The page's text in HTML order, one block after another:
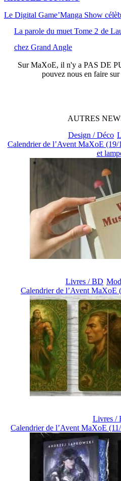
Le Digital Game’Manga Show
La parole du muet Tome 2 de
chez Grand Angle
SurMaXoE, il n'y a PAS DE
pouvez nous en faire
AUTRES
Design / Déco
Calendrier de l’Avent MaXoE
et
Livres / BD
Calendrier de l’Avent MaXoE
Livres /
Calendrier de l’Avent MaXoE